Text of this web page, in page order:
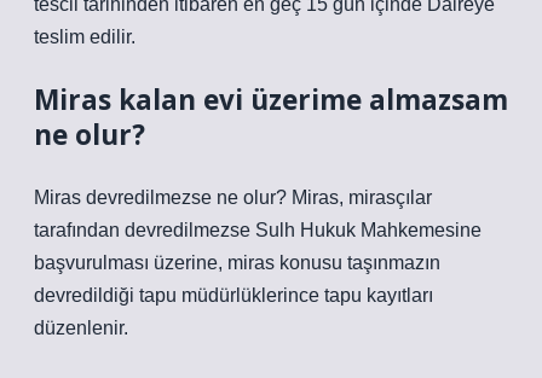
tescil tarihinden itibaren en geç 15 gün içinde Daireye
teslim edilir.
Miras kalan evi üzerime almazsam
ne olur?
Miras devredilmezse ne olur? Miras, mirasçılar
tarafından devredilmezse Sulh Hukuk Mahkemesine
başvurulması üzerine, miras konusu taşınmazın
devredildiği tapu müdürlüklerince tapu kayıtları
düzenlenir.